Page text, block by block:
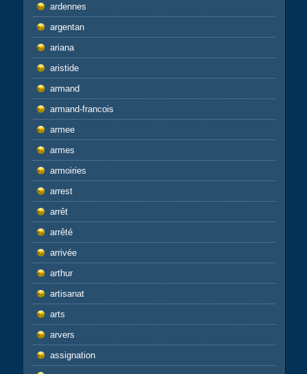
ardennes
argentan
ariana
aristide
armand
armand-francois
armee
armes
armoiries
arrest
arrêt
arrêté
arrivée
arthur
artisanat
arts
arvers
assignation